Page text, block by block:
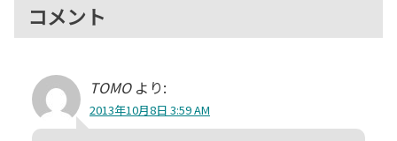
コメント
TOMO より:
2013年10月8日 3:59 AM